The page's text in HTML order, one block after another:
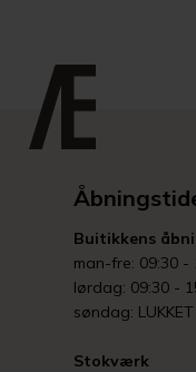
Buitikkens
man-fre: 09:30 -
lørdag: 09:30 -
søndag: LUKKET
Stokværk